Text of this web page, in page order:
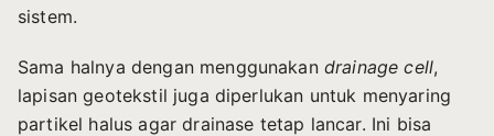
sistem.
Sama halnya dengan menggunakan drainage cell,
lapisan geotekstil juga diperlukan untuk menyaring
partikel halus agar drainase tetap lancar. Ini bisa